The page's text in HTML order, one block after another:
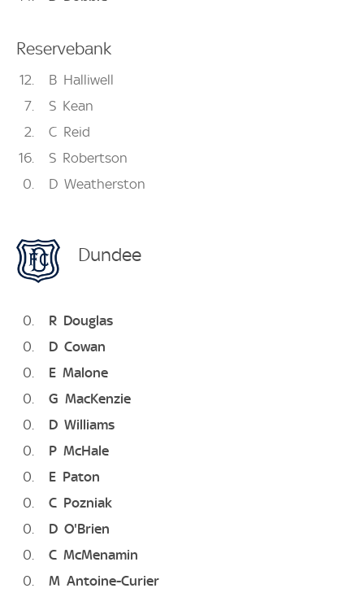
Reservebank
12 B Halliwell
7
S Kean
2
C Reid
16
S Robertson
0
D Weatherston
Dundee
0 R Douglas
0
D Cowan
0
E Malone
0
G MacKenzie
0
D Williams
0
P McHale
0
E Paton
0
C Pozniak
0
D O'Brien
0
C McMenamin
0
M Antoine-Curier